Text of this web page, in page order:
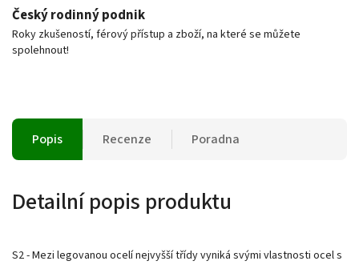
Český rodinný podnik
Roky zkušeností, férový přístup a zboží, na které se můžete
spolehnout!
Popis Recenze Poradna
Detailní popis produktu
S2 - Mezi legovanou ocelí nejvyšší třídy vyniká svými vlastnosti ocel s